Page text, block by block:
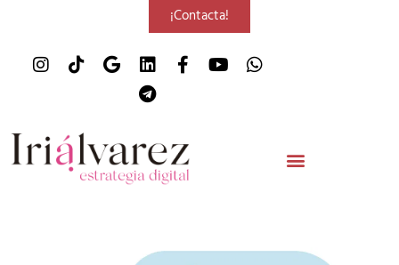
¡Contacta!